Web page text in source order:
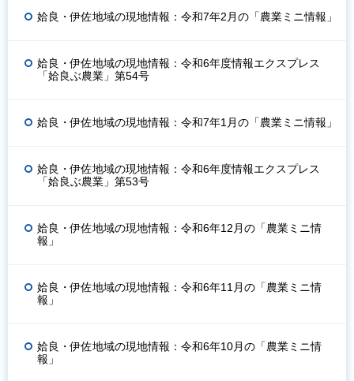
姶良・伊佐地域の現地情報：令和7年2月の「農業ミニ情報」
姶良・伊佐地域の現地情報：令和6年度情報エクスプレス
「姶良ぶ農業」第54号
姶良・伊佐地域の現地情報：令和7年1月の「農業ミニ情報」
姶良・伊佐地域の現地情報：令和6年度情報エクスプレス
「姶良ぶ農業」第53号
姶良・伊佐地域の現地情報：令和6年12月の「農業ミニ情
報」
姶良・伊佐地域の現地情報：令和6年11月の「農業ミニ情
報」
姶良・伊佐地域の現地情報：令和6年10月の「農業ミニ情
報」